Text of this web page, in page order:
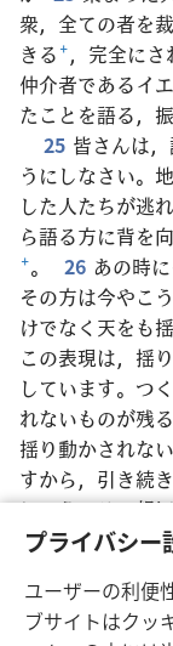
プライバシー
ユーザーの利便
ブサイトはクッ
衆，全ての者を
きる+，完全にさ
仲介者であるイ
たことを語る，
25 皆さんは
うにしなさい。
した人たちが逃
ら語る方に背を
+。 26 あの時
その方は今やこ
けでなく天をも
この表現は，揺
しています。つ
れないものが残
揺り動かされな
すから，引き続
しょう。その親
神聖な奉仕を行
す+。